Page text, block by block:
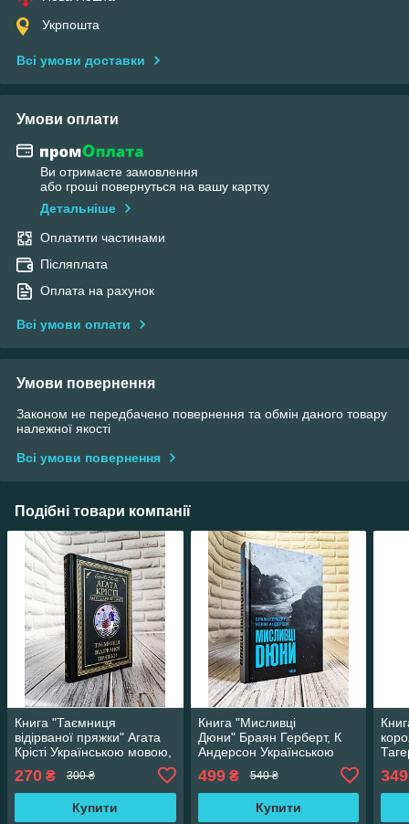
Укрпошта
Всі умови доставки
Умови оплати
Ви отримаєте замовлення
або гроші повернуться на вашу картку
Детальніше
Оплатити частинами
Післяплата
Оплата на рахунок
Всі умови оплати
Умови повернення
Законом не передбачено повернення та обмін даного товару
належної якості
Всі умови повернення
Подібні товари компанії
Книга "Таємниця
відірваної пряжки" Агата
Крісті Українською мовою,
270 ₴ 300 ₴
Купити
Книга "Мисливці
Дюни" Браян Герберт, К
Андерсон Українською
обкладинка
499₴ 540 ₴
Купити
349